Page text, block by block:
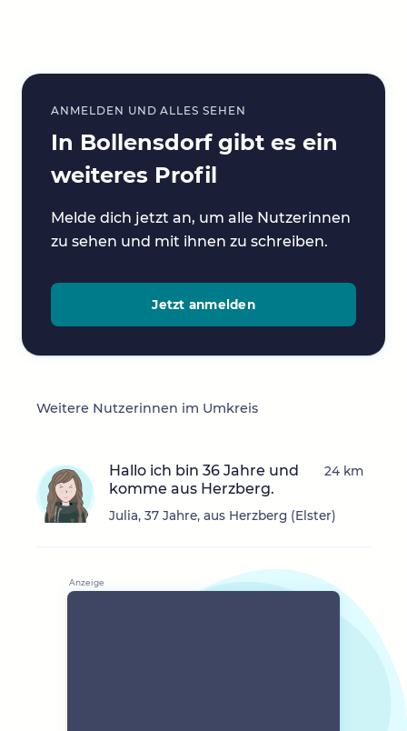
ANMELDEN UND ALLES SEHEN
In Bollensdorf gibt es ein
weiteres Profil
Melde dich jetzt an, um alle Nutzerinnen
zu sehen und mit ihnen zu schreiben.
Jetzt anmelden
Weitere Nutzerinnen im Umkreis
Hallo ich bin 36 Jahre und
komme aus Herzberg.
Julia, 37 Jahre, aus Herzberg (Elster)
24 km